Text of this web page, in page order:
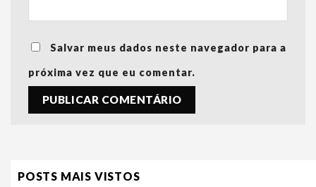
Salvar meus dados neste navegador para a
próxima vez que eu comentar.
POSTS MAIS VISTOS